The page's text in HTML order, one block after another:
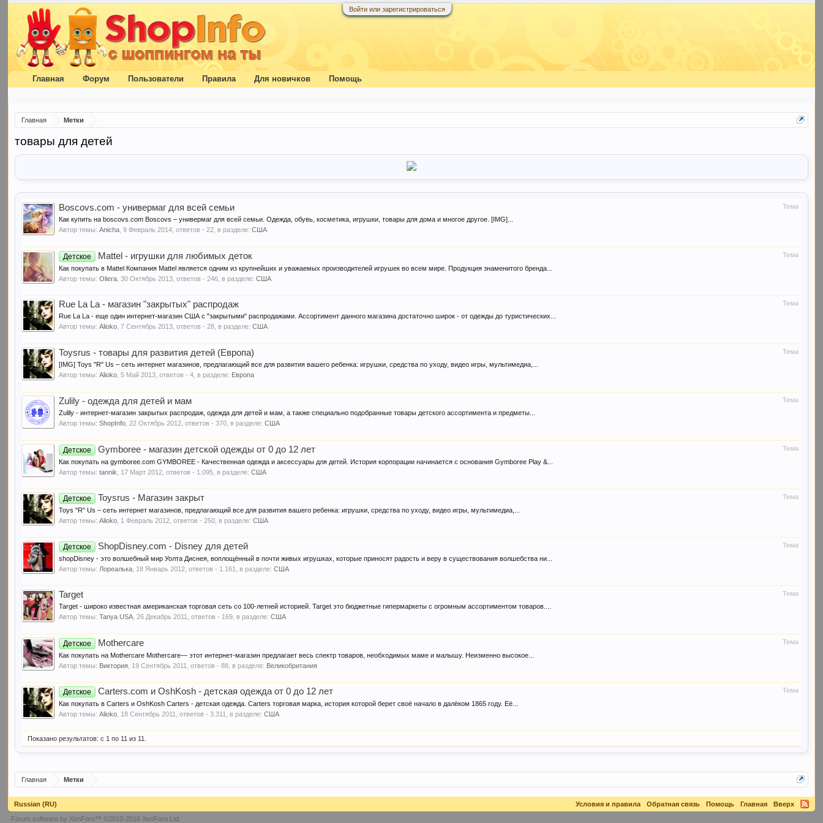
Войти или зарегистрироваться
Главная Метки
товары для детей
Тема
Boscovs.com - универмаг для всей семьи
Как купить на boscovs.com Boscovs – универмаг для всей семьи. Одежда, обувь, косметика, игрушки, товары для дома и многое другое. [IMG]...
Автор темы:Anicha ,9 Февраль 2014 , ответов - 22, в разделе:США
Тема
Детское Mattel - игрушки для любимых деток
Как покупать в Mattel Компания Mattel является одним из крупнейших и уважаемых производителей игрушек во всем мире. Продукция знаменитого бренда...
Автор темы:Oliera ,30 Октябрь 2013 , ответов - 246, в разделе:США
Тема
Rue La La - магазин "закрытых" распродаж
Rue La La - еще один интернет-магазин США с "закрытыми" распродажами. Ассортимент данного магазина достаточно широк - от одежды до туристических...
Автор темы:Alioko ,7 Сентябрь 2013 , ответов - 28, в разделе:США
Тема
Toysrus - товары для развития детей (Европа)
[IMG] Toys "R" Us – сеть интернет магазинов, предлагающий все для развития вашего ребенка: игрушки, средства по уходу, видео игры, мультимедиа,...
Автор темы:Alioko ,5 Май 2013 , ответов - 4, в разделе: Европа
Тема
Zulily - одежда для детей и мам
Zulily - интернет-магазин закрытых распродаж, одежда для детей и мам, а также специально подобранные товары детского ассортимента и предметы...
Автор темы:ShopInfo ,22 Октябрь 2012 , ответов - 370, в разделе:США
Тема
Детское Gymboree - магазин детской одежды от 0 до 12 лет
Как покупать на gymboree.com GYMBOREE - Качественная одежда и аксессуары для детей. История корпорации начинается с основания Gymboree Play &...
Автор темы:tannik 17 Март 2012 , ответов - 1.095, в разделе:США
Тема
Детское Toysrus - Магазин закрыт
Toys "R" Us – сеть интернет магазинов, предлагающий все для развития вашего ребенка: игрушки, средства по уходу, видео игры, мультимедиа,...
Автор темы:Alioko 1 Февраль 2012 , ответов - 250, в разделе:США
Тема
Детское ShopDisney.com - Disney для детей
shopDisney - это волшебный мир Уолта Диснея, воплощённый в почти живых игрушках, которые приносят радость и веру в существования волшебства ни...
Автор темы: Лореалька 18 Январь 2012 , ответов - 1.161, в разделе:США
Тема
Target
Target - широко известная американская торговая сеть со 100-летней историей. Target это бюджетные гипермаркеты с огромным ассортиментом товаров....
Автор темы:Tanya USA ,26 Декабрь 2011 , ответов - 169, в разделе:США
Тема
Детское Mothercare
Как покупать на Mothercare Mothercare— этот интернет-магазин предлагает весь спектр товаров, необходимых маме и малышу. Неизменно высокое...
Автор темы: Виктория 19 Сентябрь 2011 , ответов - 88, в разделе: Великобритания
Тема
Детское Carters.com и OshKosh - детская одежда от 0 до 12 лет
Как покупать в Carters и OshKosh Carters - детская одежда. Carters торговая марка, история которой берет своё начало в далёком 1865 году. Её...
Автор темы:Alioko 18 Сентябрь 2011 , ответов - 3.311, в разделе:США
Показано результатов: с 1 по 11 из 11.
Главная Метки
Главная Форум Пользователи Правила Для новичков Помощь
Russian (RU) Условия и правила Обратная связь Помощь Главная
Вверх
Forum software by XenForo™ ©2010-2016 XenForo Ltd.